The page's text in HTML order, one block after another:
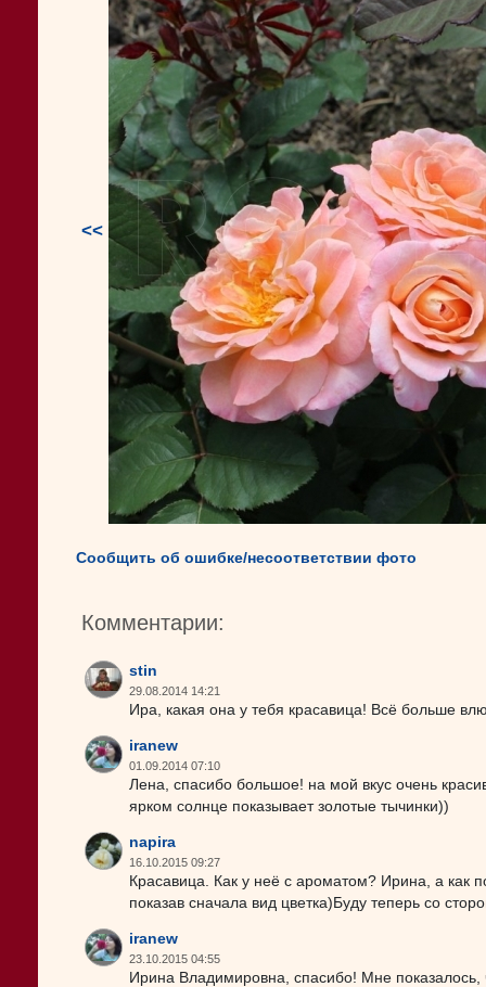
<<
Сообщить об ошибке/несоответствии фото
Комментарии:
stin
29.08.2014 14:21
Ира, какая она у тебя красавица! Всё больше
iranew
01.09.2014 07:10
Лена, спасибо большое! на мой вкус очень
ярком солнце показывает золотые тычинки))
napira
16.10.2015 09:27
Красавица. Как у неё с ароматом? Ирина, а как
показав сначала вид цветка)Буду теперь со
iranew
23.10.2015 04:55
Ирина Владимировна, спасибо! Мне показалось,